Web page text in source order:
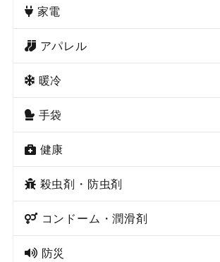
家電
アパレル
暖冷
手袋
健康
殺虫剤・防虫剤
コンドーム・潤滑剤
防災